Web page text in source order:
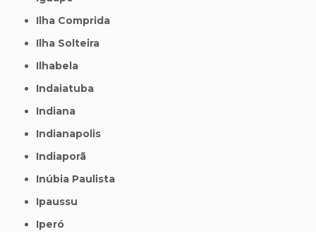
Ilha Comprida
Ilha Solteira
Ilhabela
Indaiatuba
Indiana
Indianapolis
Indiaporã
Inúbia Paulista
Ipaussu
Iperó